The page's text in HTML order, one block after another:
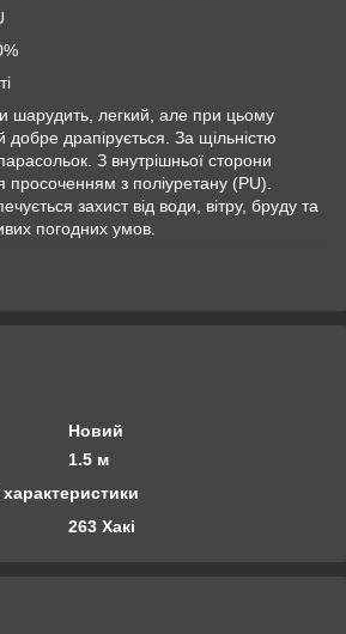
шарудить, легкий, але при цьому
добре драпірується. За щільністю
З внутрішньої сторони
просоченням з поліуретану (PU).
захист від води, вітру, бруду та
погодних умов.
Новий
1.5 м
263 Хакі